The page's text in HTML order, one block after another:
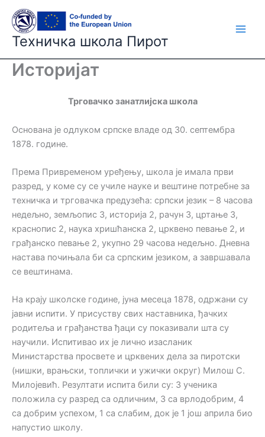
content
Техничка школа Пирот
Историјат
Трговачко занатлијска школа
Основана је одлуком српске владе од 30. септембра
1878. године.
Према Привременом уређењу, школа је имала први
разред, у коме су се училе науке и вештине потребне за
техничка и трговачка предузећа: српски језик – 8 часова
недељно, земљопис 3, историја 2, рачун 3, цртање 3,
краснопис 2, наука хришћанска 2, црквено певање 2, и
грађанско певање 2, укупно 29 часова недељно. Дневна
настава почињала би са српским језиком, а завршавала
се вештинама.
На крају школске године, јуна месеца 1878, одржани су
јавни испити. У присуству свих наставника, ђачких
родитеља и грађанства ђаци су показивали шта су
научили. Испитивао их је лично изасланик
Министарства просвете и црквених дела за пиротски
(нишки, врањски, топлички и ужички округ) Милош С.
Милојевић. Резултати испита били су: 3 ученика
положила су разред са одличним, 3 са врлодобрим, 4
са добрим успехом, 1 са слабим, док је 1 још априла био
напустио школу.